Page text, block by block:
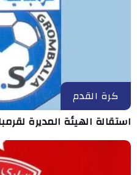
كرة القدم
استقالة الهيئة المديرة